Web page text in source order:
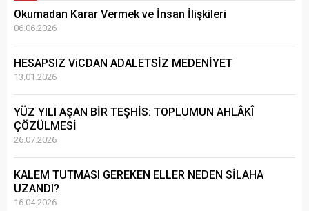
Okumadan Karar Vermek ve İnsan İlişkileri
06.06.2026
HESAPSIZ ViCDAN ADALETSİZ MEDENİYET
13.01.2026
YÜZ YILI AŞAN BİR TEŞHİS: TOPLUMUN AHLÂKÎ
ÇÖZÜLMESİ
26.07.2026
KALEM TUTMASI GEREKEN ELLER NEDEN SİLAHA
UZANDI?
16.04.2026